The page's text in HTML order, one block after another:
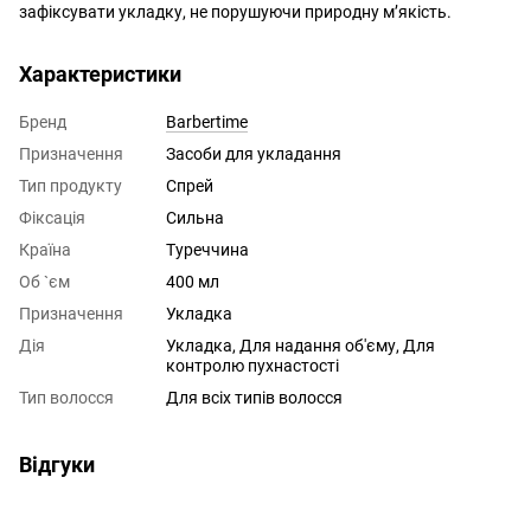
зафіксувати укладку, не порушуючи природну м’якість.
Характеристики
Бренд
Barbertime
Призначення
Засоби для укладання
Тип продукту
Спрей
Фіксація
Сильна
Країна
Туреччина
Об `єм
400 мл
Призначення
Укладка
Дія
Укладка, Для надання об'єму, Для
контролю пухнастості
Тип волосся
Для всіх типів волосся
Відгуки